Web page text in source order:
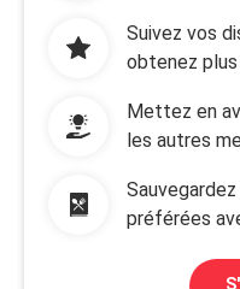
Suivez vos
obtenez
Mettez en
les autres
préférées